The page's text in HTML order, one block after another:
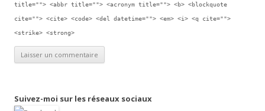
title=""> <abbr title=""> <acronym title=""> <b> <blockquote
cite=""> <cite> <code> <del datetime=""> <em> <i> <q cite="">
<strike> <strong>
Suivez-moi sur les réseaux sociaux